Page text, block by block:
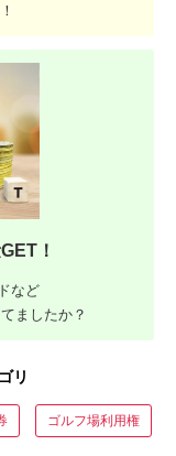
！
など
ましたか？
リ
ゴルフ場利用権